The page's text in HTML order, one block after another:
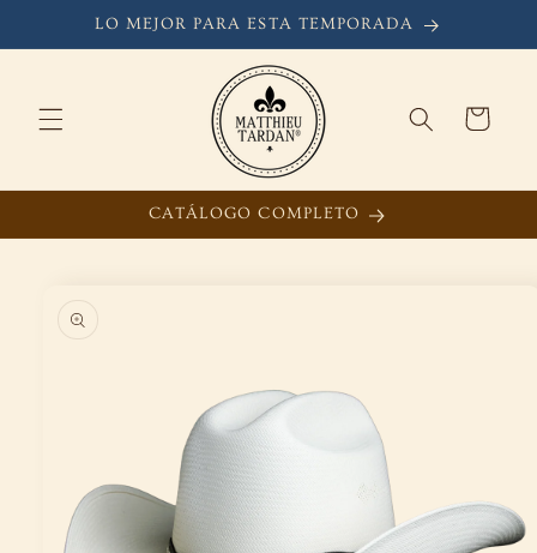
directamente
al contenido
LO MEJOR PARA ESTA TEMPORADA
Carrito
CATÁLOGO COMPLETO
Ir
información
del producto